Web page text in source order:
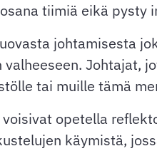
tiimiä eikä pysty
johtamisesta
Johtajat,
tai muille tämä
opetella
käymistä,